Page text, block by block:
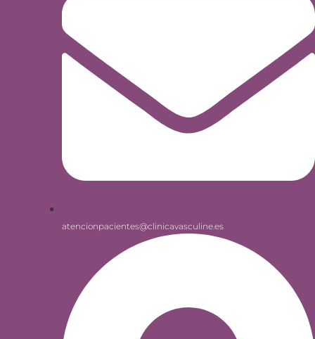
atencionpacientes@clinicavasculine.es